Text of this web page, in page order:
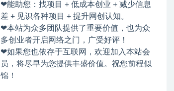
❤能助您：找项目 + 低成本创业 + 减少信息
差 + 见识各种项目 + 提升网创认知。
❤本站为众多团队提供了重要价值，也为众
多创业者开启网络之门，广受好评！
❤如果您也依存于互联网，欢迎加入本站会
员，将尽早为您提供丰盛价值。祝您前程似
锦！